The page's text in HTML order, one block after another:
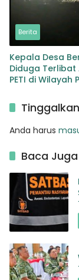
Berita
Kepala Desa
Diduga Terlibat
PETI di Wilayah
Anda harus
Baca Juga